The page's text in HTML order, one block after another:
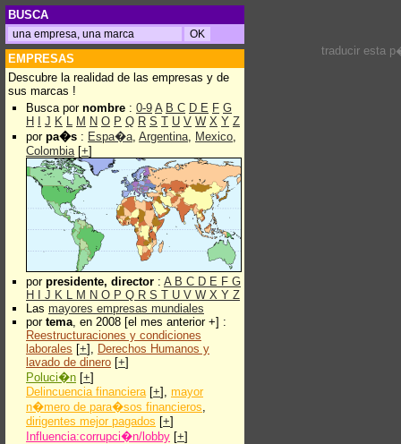
BUSCA
EMPRESAS
Descubre la realidad de las empresas y de
sus marcas !
Busca por nombre : 0-9 A B C D E F G
H
J K L M N O P Q R S T U V W X Y Z
por pa�s : Espa�a, Argentina, Mexico,
Colombia[+]
por presidente, director : A B C D E F G
H
J K L M N O P Q R S T U V W X Y Z
Las mayores empresas mundiales
por tema, en 2008 [el mes anterior +] :
Reestructuraciones y condiciones
laborales [+], Derechos Humanos y
lavado de dinero [+]
Poluci�n [+]
Delincuencia financiera[+], mayor
n�mero de para�sos financieros,
dirigentes mejor pagados [+]
Influencia:corrupci�n/lobby [+]
traducir esta